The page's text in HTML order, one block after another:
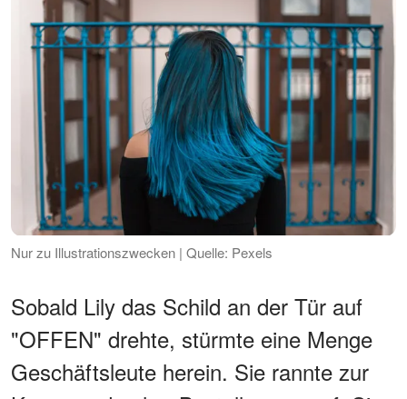
Nur zu Illustrationszwecken | Quelle: Pexels
Sobald Lily das Schild an der Tür auf
"OFFEN" drehte, stürmte eine Menge
Geschäftsleute herein. Sie rannte zur